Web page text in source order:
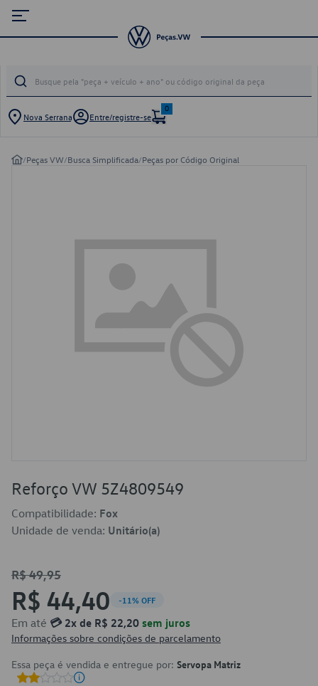
Nova Serrana Entre/registre-se
0
/Peças VW/Busca Simplificada/Peças por Código Original
Reforço VW 5Z4809549
Compatibilidade: Fox
Unidade de venda: Unitário(a)
R$ 49,95
R$ 44,40 -11% OFF
Em até 💳 2x de R$ 22,20 sem juros
Informações sobre condições de parcelamento
Essa peça é vendida e entregue por: Servopa Matriz